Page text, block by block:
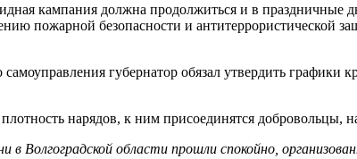
кампания должна продолжиться и в праздничные
пожарной безопасности и антитеррористической
губернатор обязал утвердить графики
нарядов, к ним присоединятся добровольцы,
области прошли спокойно,